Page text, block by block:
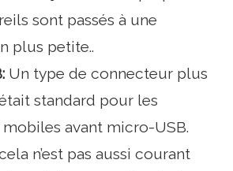
sont passés à une
plus petite..
Un type de connecteur plus
standard pour les
avant micro-USB.
n’est pas aussi courant